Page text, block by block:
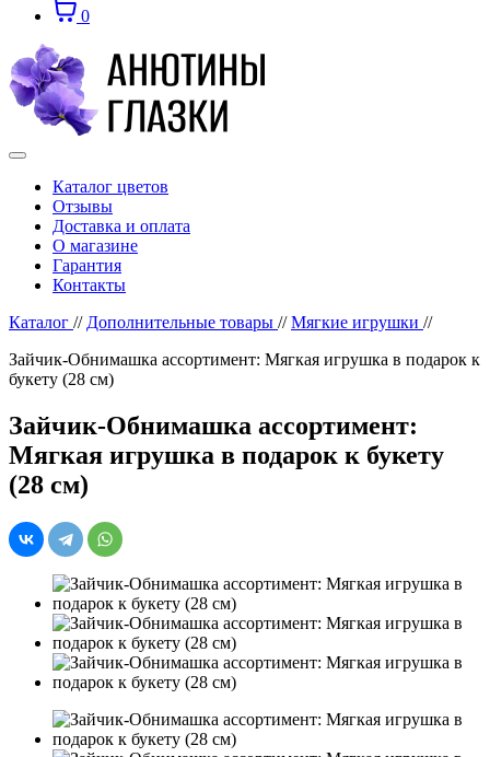
0
Каталог цветов
Отзывы
Доставка и оплата
О магазине
Гарантия
Контакты
Каталог // Дополнительные товары // Мягкие игрушки //
Зайчик-Обнимашка ассортимент: Мягкая игрушка в подарок к
букету (28 см)
Зайчик-Обнимашка ассортимент:
Мягкая игрушка в подарок к букету
(28 см)